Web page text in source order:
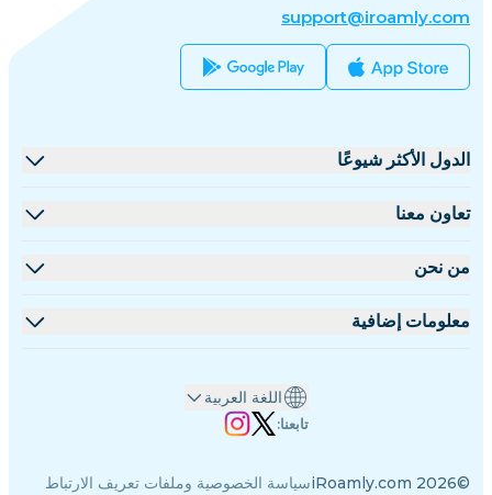
support@iroamly.com
الدول الأكثر شيوعًا
الولايات المتحدة
تركيا
فرنسا
الهند
تعاون معنا
مستندات API
من نحن
نبذة عن iRoamly
معلومات إضافية
فريق الكُتّاب
©2026 iRoamly.com سياسة الخصوصية وملفات تعريف الارتباط
اللغة العربية
تابعنا: